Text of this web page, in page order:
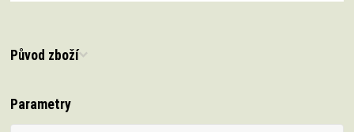
Původ zboží
Parametry